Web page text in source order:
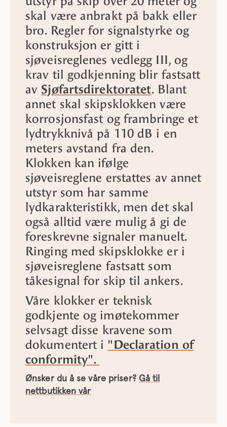
skal være anbrakt på bakk eller
bro. Regler for signalstyrke og
konstruksjon er gitt i
sjøveisreglenes vedlegg III, og
krav til godkjenning blir fastsatt
av Sjøfartsdirektoratet. Blant
annet skal skipsklokken være
korrosjonsfast og frambringe et
lydtrykknivå på 110 dB i en
meters avstand fra den.
Klokken kan ifølge
sjøveisreglene erstattes av annet
utstyr som har samme
lydkarakteristikk, men det skal
også alltid være mulig å gi de
foreskrevne signaler manuelt.
Ringing med skipsklokke er i
sjøveisreglene fastsatt som
tåkesignal for skip til ankers.
Våre klokker er teknisk
godkjente og imøtekommer
selvsagt disse kravene som
dokumentert i "Declaration of
conformity".
Ønsker du å se våre priser? Gå til
nettbutikken vår